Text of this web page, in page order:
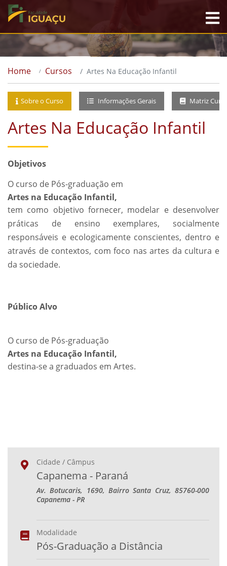
Home Cursos Artes Na Educação Infantil
Sobre o Curso Informações Gerais Matriz
Artes Na Educação Infantil
Objetivos
O curso de Pós-graduação em
Artes na Educação Infantil,
tem como objetivo fornecer, modelar e desenvolver
práticas de ensino exemplares, socialmente
responsáveis e ecologicamente conscientes, dentro e
através de contextos, com foco nas artes da cultura e
da sociedade.
Público Alvo
O curso de Pós-graduação
Artes na Educação Infantil,
destina-se a graduados em Artes.
Cidade / Câmpus
Capanema - Paraná
Av. Botucaris, 1690, Bairro Santa Cruz, 85760-000
Capanema - PR
Modalidade
Pós-Graduação a Distância